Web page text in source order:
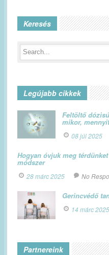
Keresés
Legújabb cikkek
Feltöltő
mikor,
08 júl 2025
Hogyan óvjuk meg
módszer
28 márc 2025 No
Gerincvédő
14 márc 2025
Partnereink